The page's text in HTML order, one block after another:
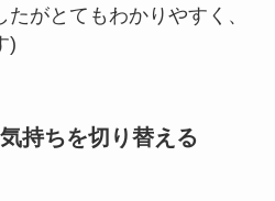
がとてもわかりやすく、
)
持ちを切り替える